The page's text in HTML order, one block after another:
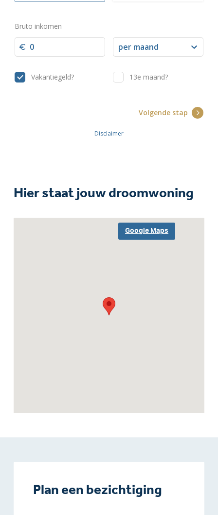
Hier staat jouw droomwoning
Google Maps
Plan een bezichtiging